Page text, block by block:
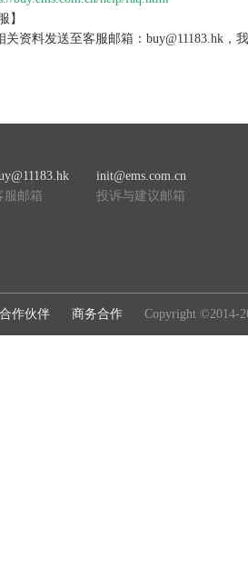
】
资料发送至客服邮箱：buy@11183.hk，
服邮箱
init@ems.com.cn
投诉与建议邮箱
合作伙伴 商务合作 Copyright ©2014-